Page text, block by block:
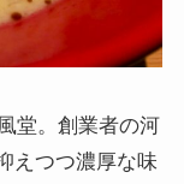
堂。創業者の河
えつつ濃厚な味